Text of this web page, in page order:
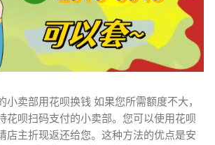
小卖部用花呗换钱 如果您所需额度不大，
花呗扫码支付的小卖部。您可以使用花呗
店主折现返还给您。这种方法的优点是安